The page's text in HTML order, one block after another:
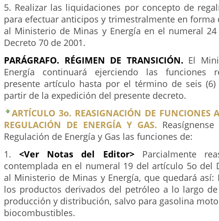
5. Realizar las liquidaciones por concepto de
para efectuar anticipos y trimestralmente en forma
al Ministerio de Minas y Energía en el numeral
Decreto 70 de 2001.
PARÁGRAFO. RÉGIMEN DE TRANSICIÓN. El
Energía continuará ejerciendo las funciones
presente artículo hasta por el término de seis (6)
partir de la expedición del presente decreto.
ARTÍCULO 3o. REASIGNACIÓN DE FUNCIONES
REGULACIÓN DE ENERGÍA Y GAS.
Regulación de Energía y Gas las funciones de:
1.<Ver Notas del Editor>Parcialmente
contemplada en el numeral 19 del artículo 5o del
al Ministerio de Minas y Energía, que quedará así:
los productos derivados del petróleo a lo largo
producción y distribución, salvo para gasolina
biocombustibles.